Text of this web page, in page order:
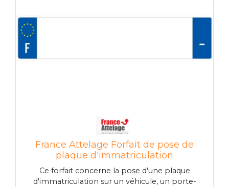
France Attelage Forfait de pose de
plaque d'immatriculation
Ce forfait concerne la pose d'une plaque
d'immatriculation sur un véhicule, un porte-